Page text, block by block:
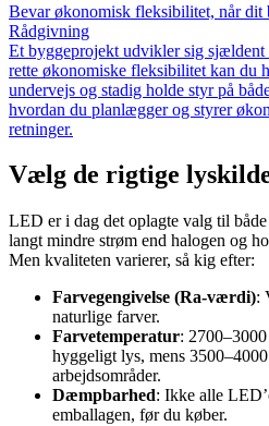
Bevar økonomisk fleksibilitet, når
Rådgivning
Et byggeprojekt udvikler sig sjældent
rette økonomiske fleksibilitet kan du
undervejs og stadig holde styr på
hvordan du planlægger og styrer
retninger.
Vælg de rigtige
LED er i dag det oplagte valg til
langt mindre strøm end halogen og
Men kvaliteten varierer, så kig efter:
Farvegengivelse (Ra-værdi):
naturlige farver.
Farvetemperatur:
hyggeligt lys, mens
arbejdsområder.
Dæmpbarhed: Ikke alle
emballagen, før du køber.